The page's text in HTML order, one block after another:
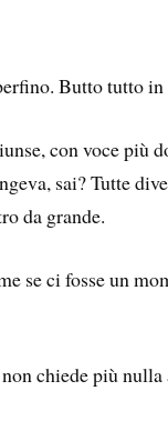
Butto tutto in
con voce più
sai? Tutte
da grande.
se ci fosse un
chiede più nulla